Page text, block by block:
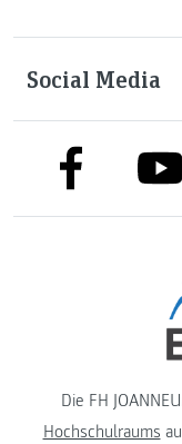
Social Media
link to facebook
Die FH
Hochschulraums